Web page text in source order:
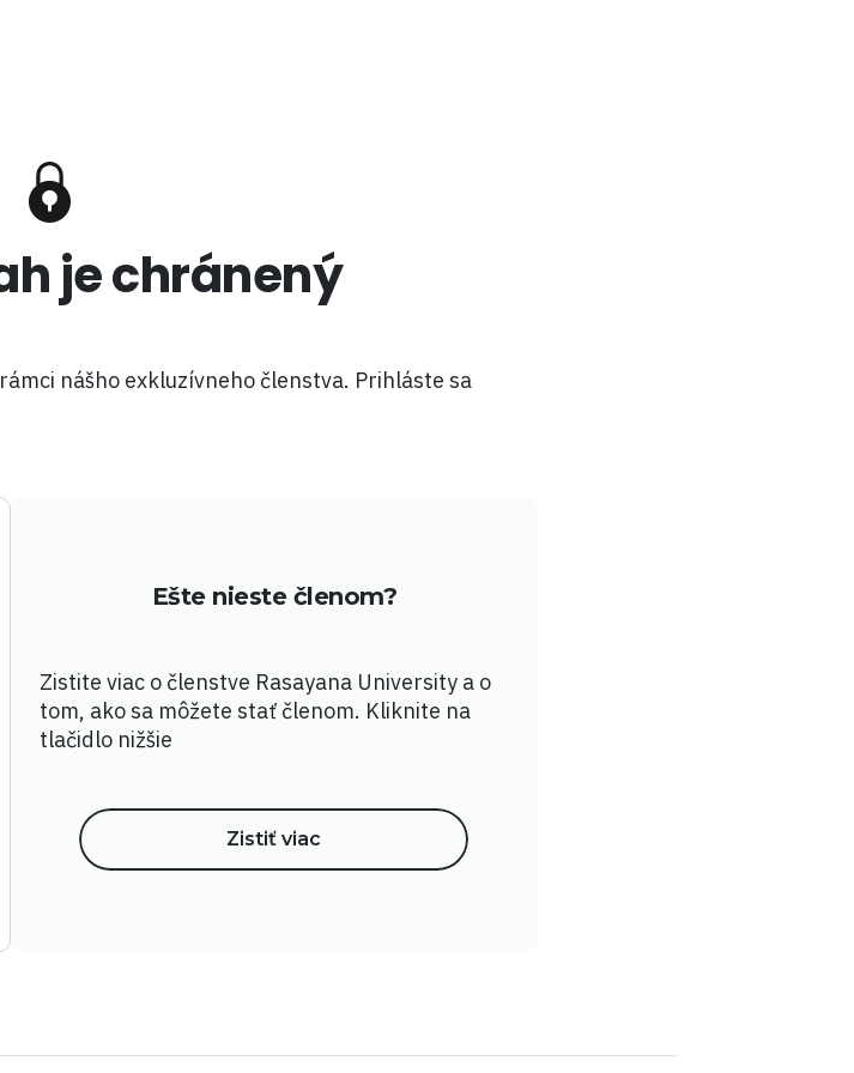
je chránený
nášho exkluzívneho členstva. Prihláste sa
Ešte nieste členom?
Zistite viac o členstve Rasayana University a o
tom, ako sa môžete stať členom. Kliknite na
tlačidlo nižšie
Zistiť viac